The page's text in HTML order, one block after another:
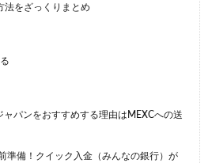
法をざっくりまとめ
ャパンをおすすめする理由はMEXCへの送
準備！クイック入金（みんなの銀行）が